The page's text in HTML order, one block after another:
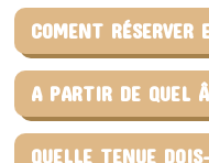
COMENT
A PARTIR DE QUEL
QUELLE TENUE